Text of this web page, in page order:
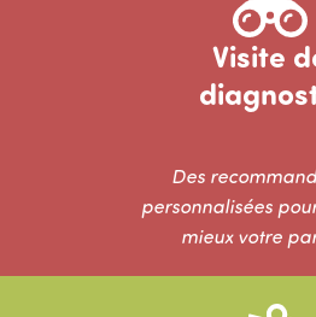
Visite
Des
personnalisées
mieux votre